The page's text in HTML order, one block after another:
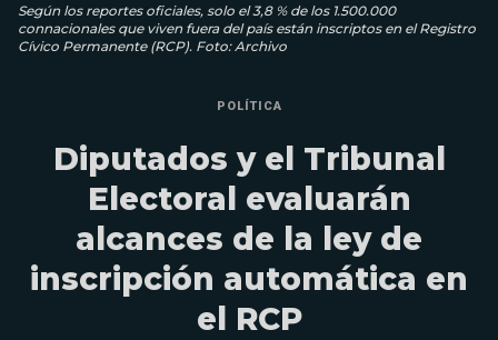
Según los reportes oficiales, solo el 3,8 % de los 1.500.000
connacionales que viven fuera del país están inscriptos en el Registro
Cívico Permanente (RCP). Foto: Archivo
POLÍTICA
Diputados y el Tribunal
Electoral evaluarán
alcances de la ley de
inscripción automática en
el RCP